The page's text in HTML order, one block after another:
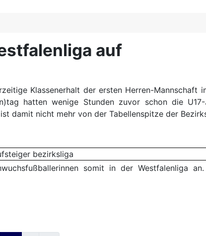
auf
Klassenerhalt der ersten Herren-Mannschaft
hatten wenige Stunden zuvor schon die
damit nicht mehr von der Tabellenspitze der
somit in der Westfalenliga